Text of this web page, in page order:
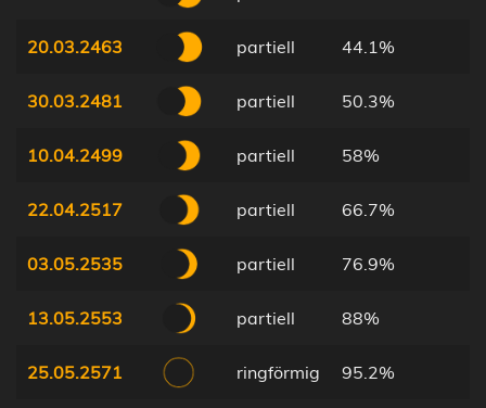
20.03.2463 partiell 44.1%
30.03.2481 partiell 50.3%
10.04.2499 partiell 58%
22.04.2517 partiell 66.7%
03.05.2535 partiell 76.9%
13.05.2553 partiell 88%
25.05.2571 ringförmig 95.2%